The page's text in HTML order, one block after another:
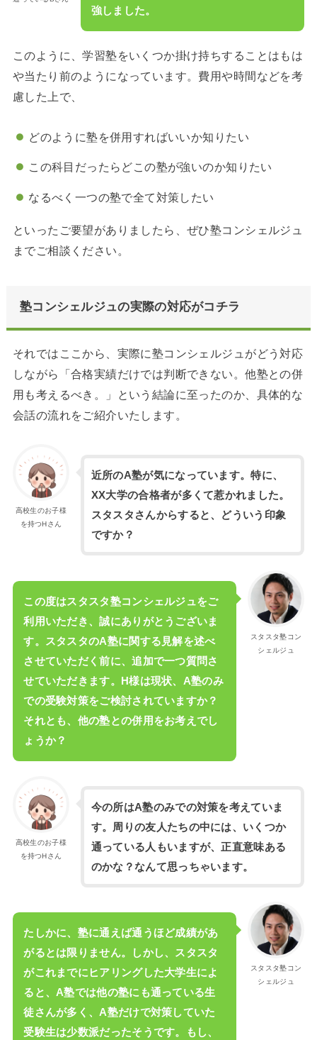
強しました。
このように、学習塾をいくつか掛け持ちすることはもは
や当たり前のようになっています。費用や時間などを考
慮した上で、
どのように塾を併用すればいいか知りたい
この科目だったらどこの塾が強いのか知りたい
なるべく一つの塾で全て対策したい
といったご要望がありましたら、ぜひ塾コンシェルジュ
までご相談ください。
塾コンシェルジュの実際の対応がコチラ
それではここから、実際に塾コンシェルジュがどう対応
しながら「合格実績だけでは判断できない。他塾との併
用も考えるべき。」という結論に至ったのか、具体的な
会話の流れをご紹介いたします。
高校生のお子様
を持つHさん
近所のA塾が気になっています。特に、
XX大学の合格者が多くて惹かれました。
スタスタさんからすると、どういう印象
ですか？
スタスタ塾コン
シェルジュ
この度はスタスタ塾コンシェルジュをご
利用いただき、誠にありがとうございま
す。スタスタのA塾に関する見解を述べ
させていただく前に、追加で一つ質問さ
せていただきます。H様は現状、A塾のみ
での受験対策をご検討されていますか？
それとも、他の塾との併用をお考えでし
ょうか？
高校生のお子様
を持つHさん
今の所はA塾のみでの対策を考えていま
す。周りの友人たちの中には、いくつか
通っている人もいますが、正直意味ある
のかな？なんて思っちゃいます。
スタスタ塾コン
シェルジュ
たしかに、塾に通えば通うほど成績があ
がるとは限りません。しかし、スタスタ
がこれまでにヒアリングした大学生によ
ると、A塾では他の塾にも通っている生
徒さんが多く、A塾だけで対策していた
受験生は少数派だったそうです。もし、